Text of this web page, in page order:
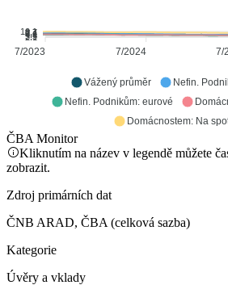
10.1
8.7
7.4
6.1
4.8
3.5
2.1
7/2023 7/2024 7/
Vážený průměr
Nefin.
Nefin. Podnikům: eurové
Domácnostem: Na
ČBA Monitor
Kliknutím na název v legendě můžete
zobrazit.
Zdroj primárních dat
ČNB ARAD, ČBA (celková sazba)
Kategorie
Úvěry a vklady